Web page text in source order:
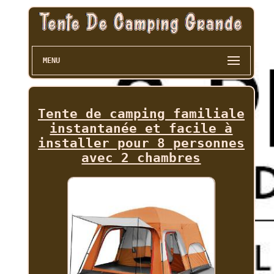
MENU
Tente de camping familiale
instantanée et facile à
installer pour 8 personnes
avec 2 chambres